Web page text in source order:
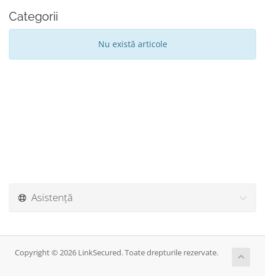
Categorii
Nu există articole
Asistență
Copyright © 2026 LinkSecured. Toate drepturile rezervate.